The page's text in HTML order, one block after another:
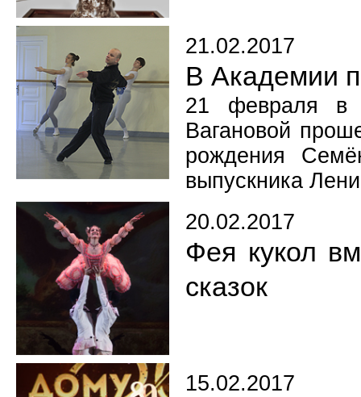
21.02.2017
В Академии
21 февраля в
Вагановой
рождения
выпускника
20.02.2017
Фея кукол
сказок
15.02.2017